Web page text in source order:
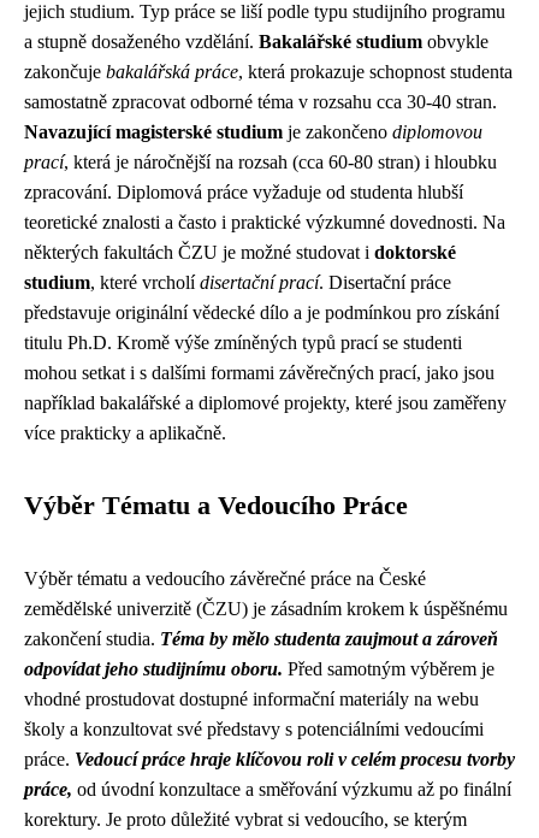
jejich studium. Typ práce se liší podle typu studijního programu
a stupně dosaženého vzdělání. Bakalářské studium obvykle
zakončuje bakalářská práce, která prokazuje schopnost studenta
samostatně zpracovat odborné téma v rozsahu cca 30-40 stran.
Navazující magisterské studium je zakončeno diplomovou
prací, která je náročnější na rozsah (cca 60-80 stran) i hloubku
zpracování. Diplomová práce vyžaduje od studenta hlubší
teoretické znalosti a často i praktické výzkumné dovednosti. Na
některých fakultách ČZU je možné studovat i doktorské
studium, které vrcholídisertační prací. Disertační práce
představuje originální vědecké dílo a je podmínkou pro získání
titulu Ph.D. Kromě výše zmíněných typů prací se studenti
mohou setkat i s dalšími formami závěrečných prací, jako jsou
například bakalářské a diplomové projekty, které jsou zaměřeny
více prakticky a aplikačně.
Výběr Tématu a Vedoucího Práce
Výběr tématu a vedoucího závěrečné práce na České
zemědělské univerzitě (ČZU) je zásadním krokem k úspěšnému
zakončení studia. Téma by mělo studenta zaujmout a zároveň
odpovídat jeho studijnímu oboru. Před samotným výběrem je
vhodné prostudovat dostupné informační materiály na webu
školy a konzultovat své představy s potenciálními vedoucími
práce. Vedoucí práce hraje klíčovou roli v celém procesu tvorby
práce, od úvodní konzultace a směřování výzkumu až po finální
korektury. Je proto důležité vybrat si vedoucího, se kterým